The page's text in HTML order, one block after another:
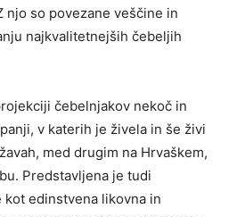
njo so povezane veščine in
najkvalitetnejših čebeljih
čebelnjakov nekoč in
v katerih je živela in še živi
med drugim na Hrvaškem,
Predstavljena je tudi
edinstvena likovna in